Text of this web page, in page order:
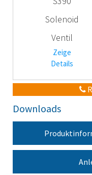
Solenoid
Ventil
Zeige
Details
Downloads